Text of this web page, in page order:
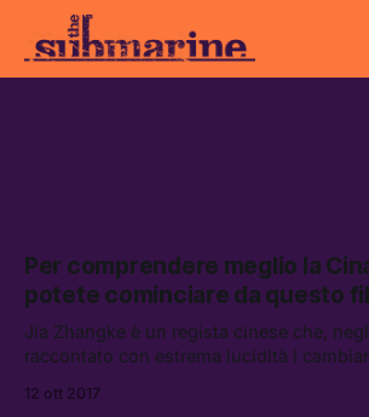
Per comprendere meglio la
potete cominciare da questo
Jia Zhangke è un regista cinese che,
raccontato con estrema lucidità i
12 ott 2017